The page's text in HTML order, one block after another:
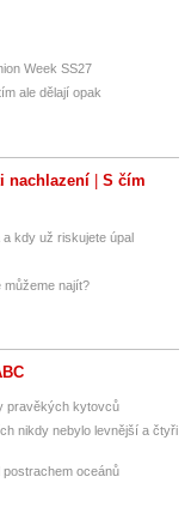
Week SS27
ale dělají opak
nachlazení
S čím
kdy už riskujete úpal
můžeme najít?
pravěkých kytovců
nikdy nebylo levnější a čtyři
oceánů